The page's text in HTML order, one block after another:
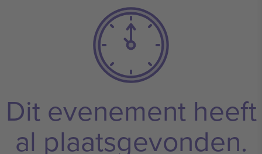
Dit evenement heeft
al plaatsgevonden.